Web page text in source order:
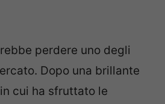
perdere uno degli
Dopo una brillante
cui ha sfruttato le